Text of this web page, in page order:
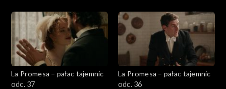
La Promesa – pałac tajemnic
odc. 37
La Promesa – pałac tajemnic
odc. 36